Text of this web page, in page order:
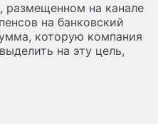
размещенном на канале
на банковский
которую компания
на эту цель,